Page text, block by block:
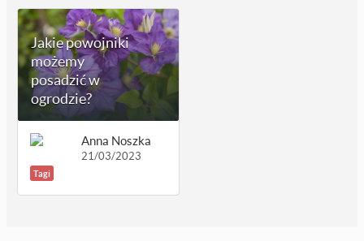
Jakie powojniki
możemy
posadzić w
ogrodzie?
Anna Noszka
21/03/2023
Tagi